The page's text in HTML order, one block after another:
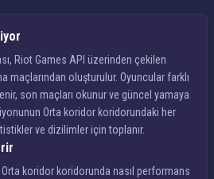
Riot Games API üzerinden çekilen
maçlarından oluşturulur. Oyuncular farklı
son maçları okunur ve güncel yamaya
Orta koridor koridorundaki her
ve dizilimler için toplanır.
koridor koridorunda nasıl performans